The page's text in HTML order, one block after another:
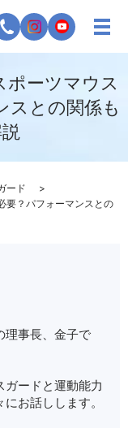
ポーツマウス
スとの関係も
ード
要？パフォーマンスとの
理事長、金子で
ードと運動能力
お話しします。